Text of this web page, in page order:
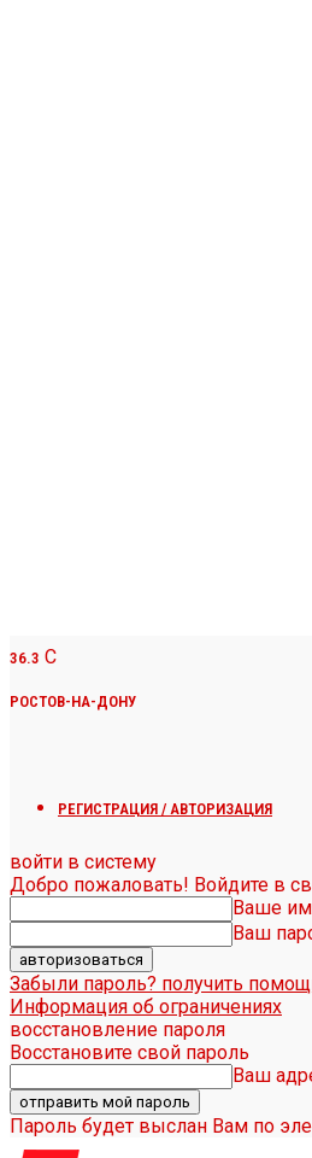
36.3 C
РОСТОВ-НА-ДОНУ
РЕГИСТРАЦИЯ / АВТОРИЗАЦИЯ
войти в систему
Добро пожаловать! Войдите в
Ваше
Ваш
Забыли пароль? получить
Информация об ограничениях
восстановление пароля
Восстановите свой пароль
Ваш
Пароль будет выслан Вам по